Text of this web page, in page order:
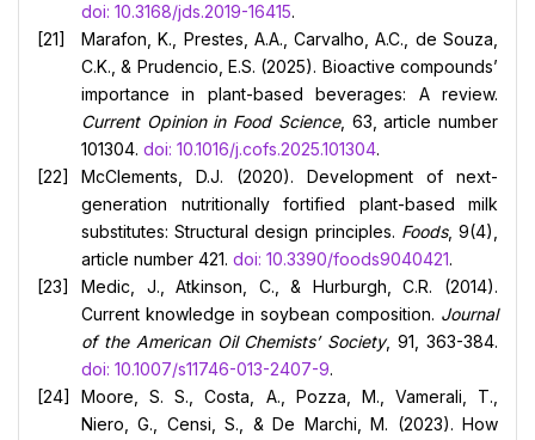
doi: 10.3168/jds.2019-16415.
Marafon, K., Prestes, A.A., Carvalho, A.C., de Souza,
C.K., & Prudencio, E.S. (2025). Bioactive compounds’
importance in plant-based beverages: A review.
Current Opinion in Food Science, 63, article number
101304. doi: 10.1016/j.cofs.2025.101304.
McClements, D.J. (2020). Development of next-
generation nutritionally fortified plant-based milk
substitutes: Structural design principles. Foods, 9(4),
article number 421. doi: 10.3390/foods9040421.
Medic, J., Atkinson, C., & Hurburgh, C.R. (2014).
Current knowledge in soybean composition. Journal
of the American Oil Chemists’ Society, 91, 363-384.
doi: 10.1007/s11746-013-2407-9.
Moore, S. S., Costa, A., Pozza, M., Vamerali, T.,
Niero, G., Censi, S., & De Marchi, M. (2023). How